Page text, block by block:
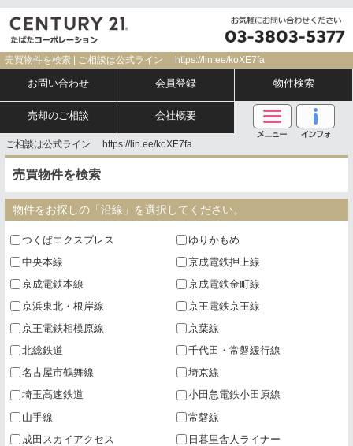
売買物件を検索 | ご相談は公式ライン https://lin.ee/koXE7fa
お問い合わせ 会員登録 物件検索
売却のご相談 会社概要
ご相談は公式ライン https://lin.ee/koXE7fa
売買物件を検索
物件をお探しの「沿線」を選択してください。
つくばエクスプレス
ゆりかもめ
中央本線
京成電鉄押上線
京成電鉄本線
京成電鉄金町線
京浜東北・根岸線
京王電鉄京王線
京王電鉄相模原線
京葉線
北総鉄道
千代田・常磐緩行線
名古屋市鶴舞線
埼京線
埼玉高速鉄道
小田急電鉄小田原線
山手線
常磐線
成田スカイアクセス
日暮里舎人ライナー